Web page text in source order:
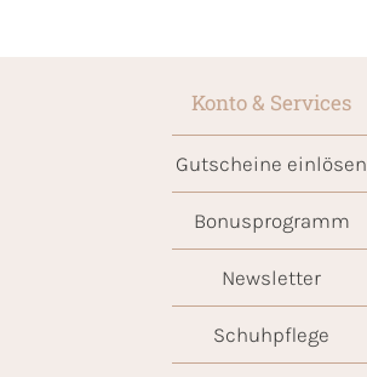
Konto & Services
Gutscheine einlösen
Bonusprogramm
Newsletter
Schuhpflege